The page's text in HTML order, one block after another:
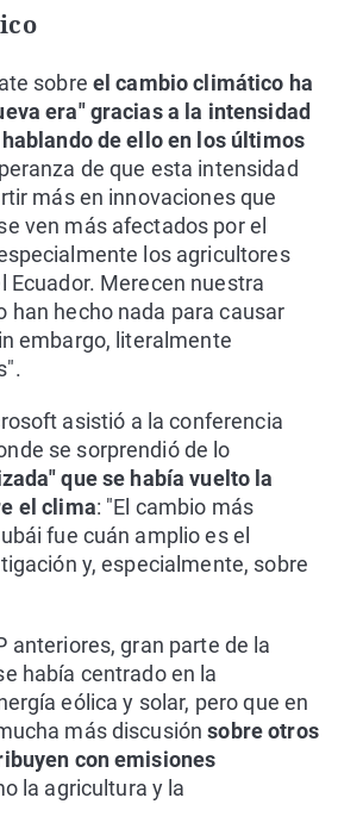
sobre el cambio climático ha
era" gracias a la intensidad
de ello en los últimos
de que esta intensidad
más en innovaciones que
ven más afectados por el
los agricultores
Ecuador. Merecen nuestra
han hecho nada para causar
embargo, literalmente
asistió a la conferencia
se sorprendió de lo
que se había vuelto la
el clima: "El cambio más
fue cuán amplio es el
y, especialmente, sobre
anteriores, gran parte de la
había centrado en la
eólica y solar, pero que en
más discusiónsobre otros
con emisiones
la agricultura y la